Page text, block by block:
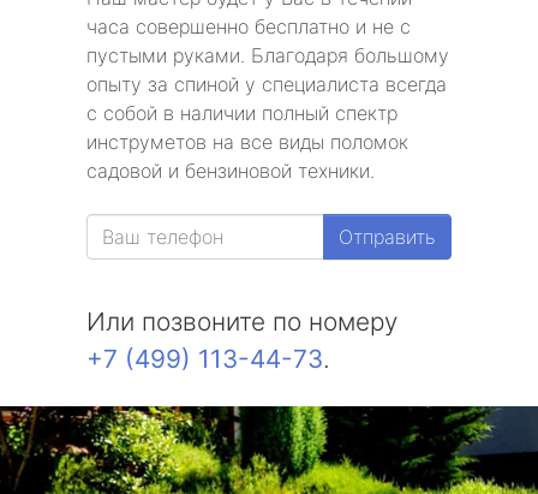
часа совершенно бесплатно и не с
пустыми руками. Благодаря большому
опыту за спиной у специалиста всегда
с собой в наличии полный спектр
инструметов на все виды поломок
садовой и бензиновой техники.
Отправить
Или позвоните по номеру
+7 (499) 113-44-73.